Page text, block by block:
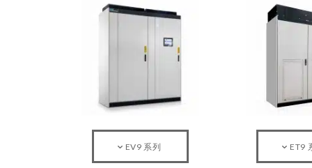
EV9 系列 ET9